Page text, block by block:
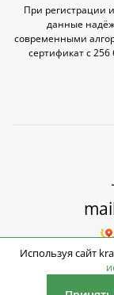
Используя сайт
При регистрации
данные
современными
сертификат c